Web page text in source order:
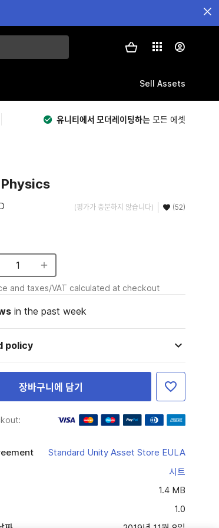
Sell Assets
유니티에서 모더레이팅하는 모든 에셋
(평가가 충분하지 않습니다) (52)
1
and taxes/VAT calculated at checkout
in the past week
policy
장바구니에 담기
Standard Unity Asset Store EULA
시트
1.4 MB
1.0